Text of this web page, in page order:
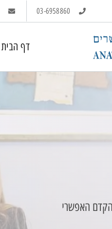
03-6958860
דף הבית
האפשרי